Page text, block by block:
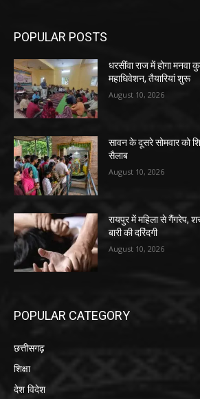
POPULAR POSTS
धरसींवा राज में होगा मनवा
महाधिवेशन, तैयारियां शुरू
August 10, 2026
सावन के दूसरे सोमवार को
सैलाब
August 10, 2026
रायपुर में महिला से गैंगरेप,
बारी की दरिंदगी
August 10, 2026
POPULAR CATEGORY
छत्तीसगढ़
शिक्षा
देश विदेश